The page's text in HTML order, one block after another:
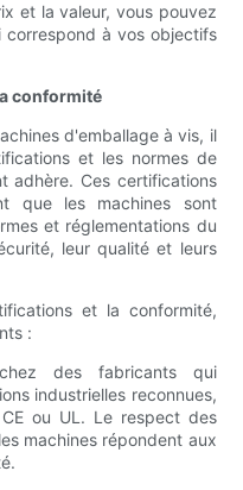
et la valeur, vous pouvez
correspond à vos objectifs
conformité
d'emballage à vis, il
et les normes de
adhère. Ces certifications
que les machines sont
et réglementations du
leur qualité et leurs
et la conformité,
:
des fabricants qui
industrielles reconnues,
ou UL. Le respect des
machines répondent aux